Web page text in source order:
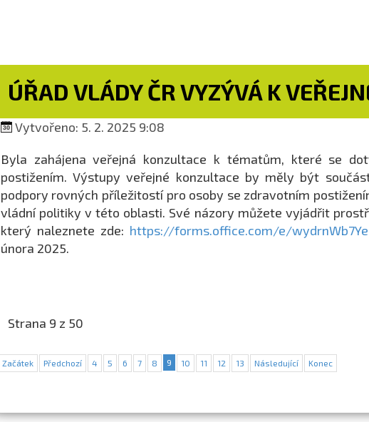
ÚŘAD VLÁDY ČR VYZÝVÁ K
Vytvořeno: 5. 2. 2025 9:08
Byla zahájena veřejná konzultace k tématům, které se
postižením. Výstupy veřejné konzultace by měly být
podpory rovných příležitostí pro osoby se zdravotním
vládní politiky v této oblasti. Své názory můžete vyjádřit
který naleznete zde: https://forms.office.com/e/wydrnWb7Ye
února 2025.
Strana 9 z 50
Začátek Předchozí 4 5 6 7 8 9 10 11 12 13 Následující Konec